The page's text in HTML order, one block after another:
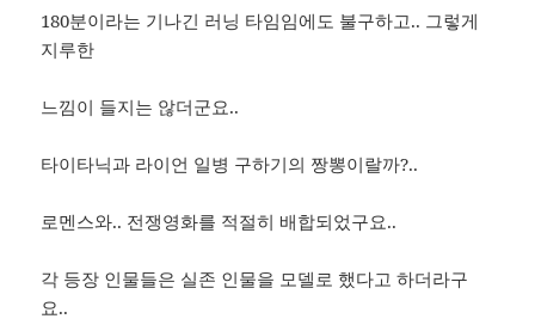
180분이라는 기나긴 러닝 타임임에도 불구하고.. 그렇게
지루한
느낌이 들지는 않더군요..
타이타닉과 라이언 일병 구하기의 짱뽕이랄까?..
로멘스와.. 전쟁영화를 적절히 배합되었구요..
각 등장 인물들은 실존 인물을 모델로 했다고 하더라구
요..